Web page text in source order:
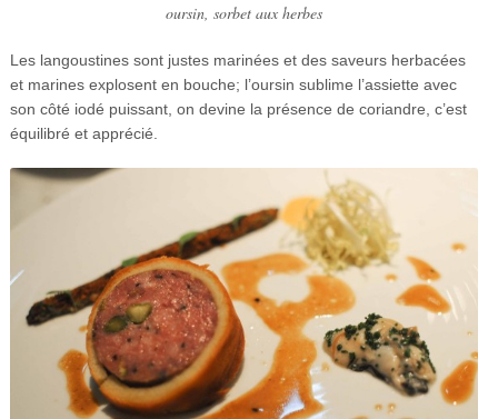
oursin, sorbet aux herbes
Les langoustines sont justes marinées et des saveurs herbacées
et marines explosent en bouche; l’oursin sublime l’assiette avec
son côté iodé puissant, on devine la présence de coriandre, c’est
équilibré et apprécié.